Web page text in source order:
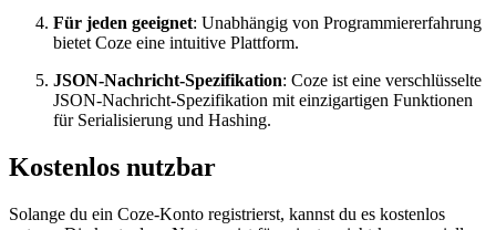
Für jeden geeignet: Unabhängig von Programmiererfahrung
bietet Coze eine intuitive Plattform.
JSON-Nachricht-Spezifikation: Coze ist eine verschlüsselte
JSON-Nachricht-Spezifikation mit einzigartigen Funktionen
für Serialisierung und Hashing.
Kostenlos nutzbar
Solange du ein Coze-Konto registrierst, kannst du es kostenlos